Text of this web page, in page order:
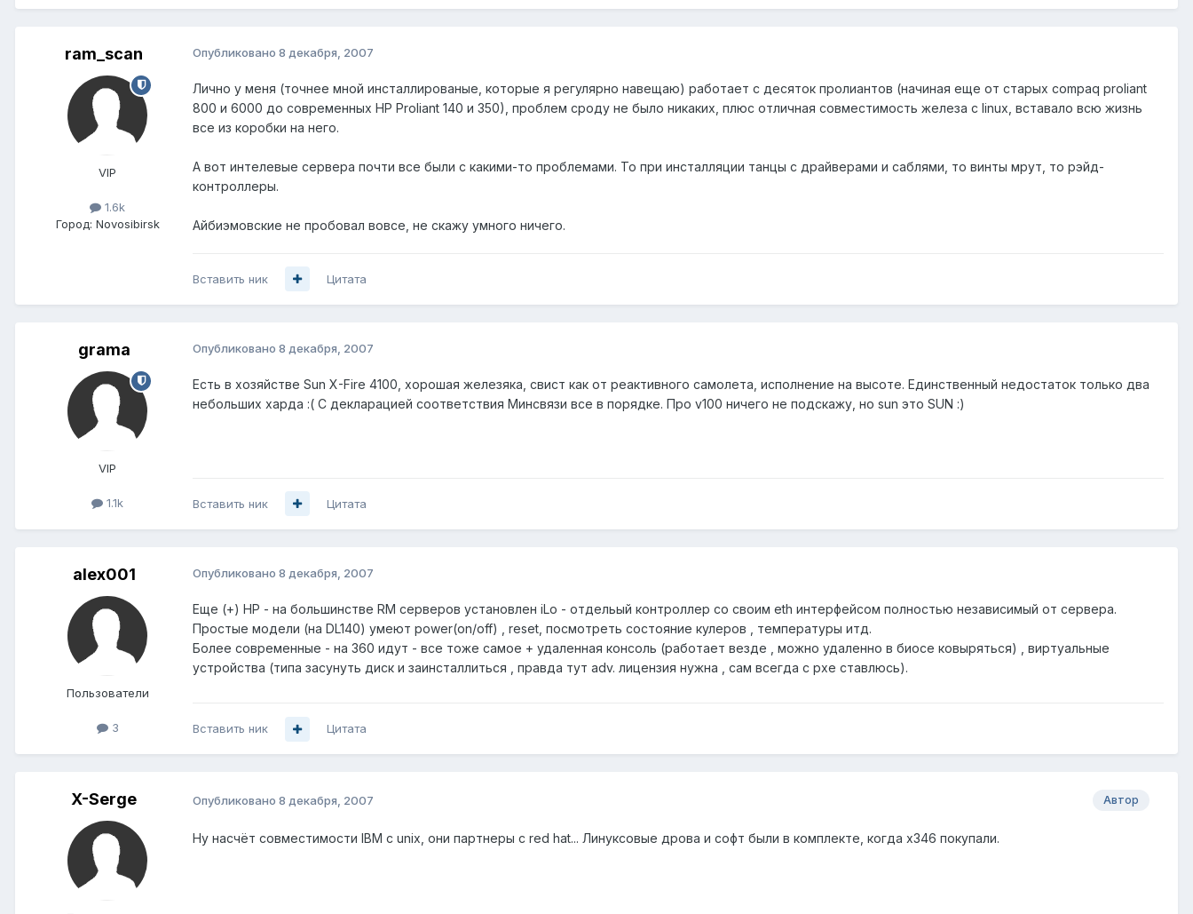
ram_scan
VIP
1.6k
Город: Novosibirsk
Опубликовано 8 декабря, 2007
Лично у меня (точнее мной инсталлированые, которые я регулярно навещаю) работает с десяток пролиантов (начиная еще от старых compaq proliant
800 и 6000 до современных HP Proliant 140 и 350), проблем сроду не было никаких, плюс отличная совместимость железа с linux, вставало всю жизнь
все из коробки на него.
А вот интелевые сервера почти все были с какими-то проблемами. То при инсталляции танцы с драйверами и саблями, то винты мрут, то рэйд-
контроллеры.
Айбиэмовские не пробовал вовсе, не скажу умного ничего.
Вставить ник Цитата
grama
VIP
1.1k
Опубликовано 8 декабря, 2007
Есть в хозяйстве Sun X-Fire 4100, хорошая железяка, свист как от реактивного самолета, исполнение на высоте. Единственный недостаток только два
небольших харда :( С декларацией соответствия Минсвязи все в порядке. Про v100 ничего не подскажу, но sun это SUN :)
Вставить ник Цитата
alex001
Пользователи
3
Опубликовано 8 декабря, 2007
Еще (+) HP - на большинстве RM серверов установлен iLo - отдельый контроллер со своим eth интерфейсом полностью независимый от сервера.
Простые модели (на DL140) умеют power(on/off) , reset, посмотреть состояние кулеров , температуры итд.
Более современные - на 360 идут - все тоже самое + удаленная консоль (работает везде , можно удаленно в биосе ковыряться) , виртуальные
устройства (типа засунуть диск и заинсталлиться , правда тут adv. лицензия нужна , сам всегда с pxe ставлюсь).
Вставить ник Цитата
X-Serge Автор
Опубликовано 8 декабря, 2007
Ну насчёт совместимости IBM с unix, они партнеры с red hat... Линуксовые дрова и софт были в комплекте, когда x346 покупали.